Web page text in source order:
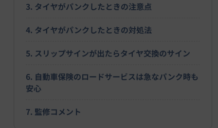
3. タイヤがパンクしたときの注意点
4. タイヤがパンクしたときの対処法
5. スリップサインが出たらタイヤ交換のサイン
6. 自動車保険のロードサービスは急なパンク時も
安心
7. 監修コメント